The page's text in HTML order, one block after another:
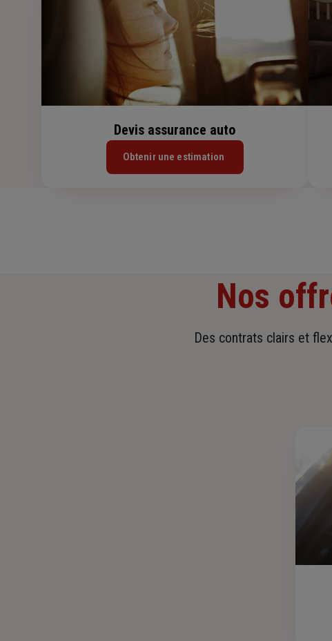
Devis assurance auto
Obtenir une estimation
Nos
Des contrats clairs et